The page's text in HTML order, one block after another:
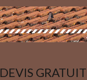
DEVIS GRATUIT